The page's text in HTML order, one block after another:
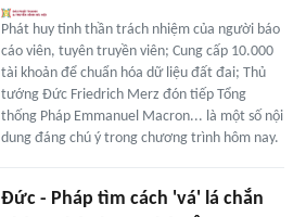
Phát huy tinh thần trách nhiệm của người báo
cáo viên, tuyên truyền viên; Cung cấp 10.000
tài khoản để chuẩn hóa dữ liệu đất đai; Thủ
tướng Đức Friedrich Merz đón tiếp Tổng
thống Pháp Emmanuel Macron... là một số nội
dung đáng chú ý trong chương trình hôm nay.
Đức - Pháp tìm cách 'vá' lá chắn